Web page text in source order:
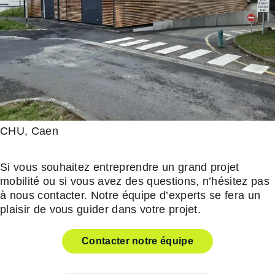
CHU, Caen
Si vous souhaitez entreprendre un grand projet
mobilité ou si vous avez des questions, n’hésitez pas
à nous contacter. Notre équipe d’experts se fera un
plaisir de vous guider dans votre projet.
Contacter notre équipe